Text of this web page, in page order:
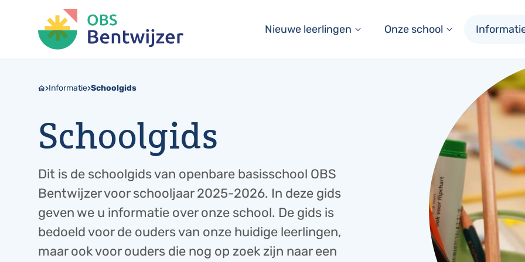
Nieuwe leerlingen Onze school
Informatie Schoolgids
Schoolgids
Dit is de schoolgids van openbare basisschool OBS
Bentwijzer voor schooljaar 2025-2026. In deze gids
geven we u informatie over onze school. De gids is
bedoeld voor de ouders van onze huidige leerlingen,
maar ook voor ouders die nog op zoek zijn naar een